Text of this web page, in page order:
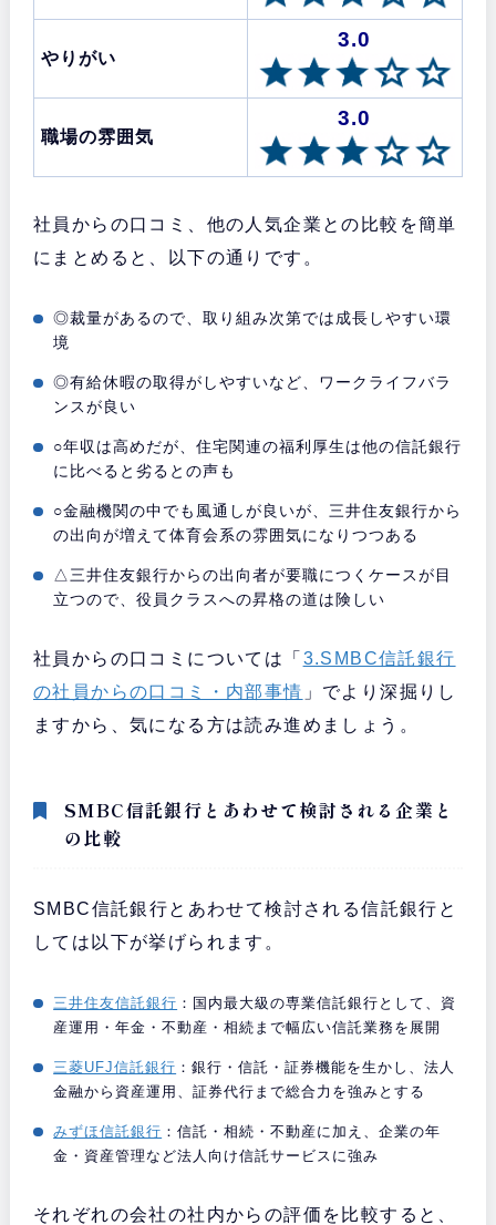
やりがい
3.0
職場の雰囲気
3.0
社員からの口コミ、他の人気企業との比較を簡単
にまとめると、以下の通りです。
◎裁量があるので、取り組み次第では成長しやすい環
境
◎有給休暇の取得がしやすいなど、ワークライフバラ
ンスが良い
○年収は高めだが、住宅関連の福利厚生は他の信託銀行
に比べると劣るとの声も
○金融機関の中でも風通しが良いが、三井住友銀行から
の出向が増えて体育会系の雰囲気になりつつある
△三井住友銀行からの出向者が要職につくケースが目
立つので、役員クラスへの昇格の道は険しい
社員からの口コミについては「 3.SMBC信託銀行
の社員からの口コミ・内部事情 」でより深掘りし
ますから、気になる方は読み進めましょう。
SMBC信託銀行とあわせて検討される企業と
の比較
SMBC信託銀行とあわせて検討される信託銀行と
しては以下が挙げられます。
三井住友信託銀行 ：国内最大級の専業信託銀行として、資
産運用・年金・不動産・相続まで幅広い信託業務を展開
三菱UFJ信託銀行 ：銀行・信託・証券機能を生かし、法人
金融から資産運用、証券代行まで総合力を強みとする
みずほ信託銀行 ：信託・相続・不動産に加え、企業の年
金・資産管理など法人向け信託サービスに強み
それぞれの会社の社内からの評価を比較すると、